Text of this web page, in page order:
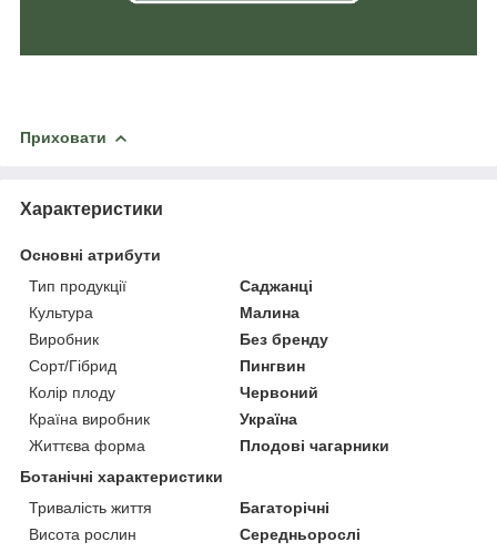
Приховати
Характеристики
Основні атрибути
Тип продукції
Саджанці
Культура
Малина
Виробник
Без бренду
Сорт/Гібрид
Пингвин
Колір плоду
Червоний
Країна виробник
Україна
Життєва форма
Плодові чагарники
Ботанічні характеристики
Тривалість життя
Багаторічні
Висота рослин
Середньорослі